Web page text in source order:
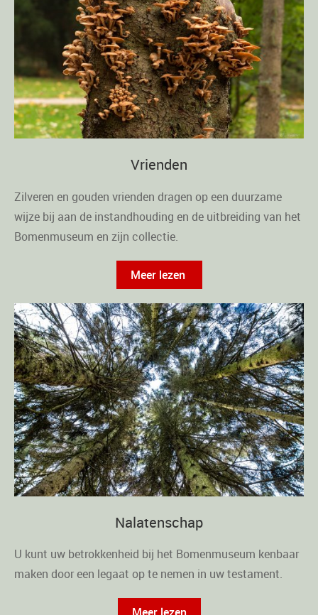
Vrienden
Zilveren en gouden vrienden dragen op een duurzame
wijze bij aan de instandhouding en de uitbreiding van het
Bomenmuseum en zijn collectie.
Meer lezen
Nalatenschap
U kunt uw betrokkenheid bij het Bomenmuseum kenbaar
maken door een legaat op te nemen in uw testament.